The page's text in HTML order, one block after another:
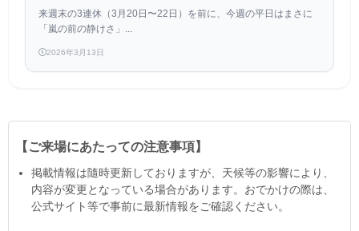
来週末の3連休（3月20日〜22日）を前に、今週の平日はまさに
「嵐の前の静けさ」...
2026年3月13日
【ご来場にあたっての注意事項】
掲載情報は隨時更新しておりますが、天候等の影響により、
内容が変更となっている場合があります。おでかけの際は、
公式サイト等で事前に最新情報をご確認ください。